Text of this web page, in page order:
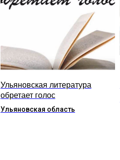
Ульяновская литература
обретает голос
Ульяновская область